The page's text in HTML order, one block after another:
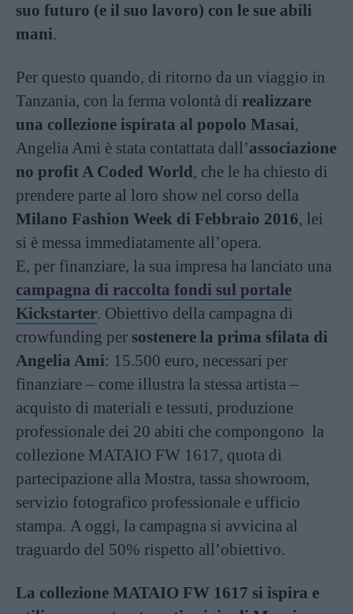
suo futuro (e il suo lavoro) con le sue abili
mani.
Per questo quando, di ritorno da un viaggio in
Tanzania, con la ferma volontà di realizzare
una collezione ispirata al popolo Masai,
Angelia Ami è stata contattata dall’associazione
no profit A Coded World, che le ha chiesto di
prendere parte al loro show nel corso della
Milano Fashion Week di Febbraio 2016, lei
si è messa immediatamente all’opera.
E, per finanziare, la sua impresa ha lanciato una
campagna di raccolta fondi sul portale
Kickstarter. Obiettivo della campagna di
crowfunding per sostenere la prima sfilata di
Angelia Ami: 15.500 euro, necessari per
finanziare – come illustra la stessa artista –
acquisto di materiali e tessuti, produzione
professionale dei 20 abiti che compongono la
collezione MATAIO FW 1617, quota di
partecipazione alla Mostra, tassa showroom,
servizio fotografico professionale e ufficio
stampa. A oggi, la campagna si avvicina al
traguardo del 50% rispetto all’obiettivo.
La collezione MATAIO FW 1617 si ispira e